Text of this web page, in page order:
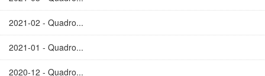
2021-02 - Quadro...
2021-01 - Quadro...
2020-12 - Quadro...